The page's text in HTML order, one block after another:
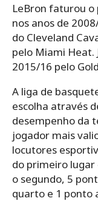
LeBron faturou
nos anos de
do Cleveland
pelo Miami Heat.
2015/16 pelo
A liga de
escolha através
desempenho da
jogador mais
locutores
do primeiro
o segundo, 5
quarto e 1 ponto